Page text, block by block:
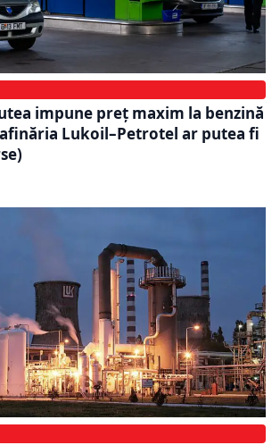
impune preț maxim la benzină
Lukoil–Petrotel ar putea fi